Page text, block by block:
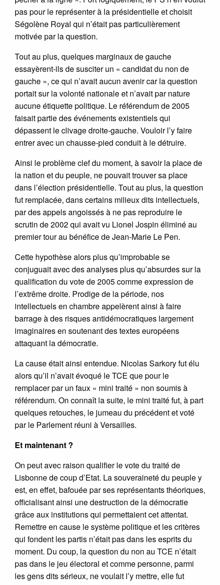
pas pour le représenter à la présidentielle et choisit
Ségolène Royal qui n’était pas particulièrement
motivée par la question.
Tout au plus, quelques marginaux de gauche
essayèrent-ils de susciter un « candidat du non de
gauche », ce qui n’avait aucun avenir car la question
portait sur la volonté nationale et n’avait par nature
aucune étiquette politique. Le référendum de 2005
faisait partie des événements existentiels qui
dépassent le clivage droite-gauche. Vouloir l’y faire
entrer avec un chausse-pied conduit à le détruire.
Ainsi le problème clef du moment, à savoir la place de
la nation et du peuple, ne pouvait trouver sa place
dans l’élection présidentielle. Tout au plus, la question
fut remplacée, dans certains milieux dits intellectuels,
par des appels angoissés à ne pas reproduire le
scrutin de 2002 qui avait vu Lionel Jospin éliminé au
premier tour au bénéfice de Jean-Marie Le Pen.
Cette hypothèse alors plus qu’improbable se
conjuguait avec des analyses plus qu’absurdes sur la
qualification du vote de 2005 comme expression de
l’extrême droite. Prodige de la période, nos
intellectuels en chambre appelèrent ainsi à faire
barrage à des risques antidémocratiques largement
imaginaires en soutenant des textes européens
attaquant la démocratie.
La cause était ainsi entendue. Nicolas Sarkory fut élu
alors qu’il n’avait évoqué le TCE que pour le
remplacer par un faux « mini traité » non soumis à
référendum. On connaît la suite, le mini traité fut, à part
quelques retouches, le jumeau du précédent et voté
par le Parlement réuni à Versailles.
Et maintenant ?
On peut avec raison qualifier le vote du traité de
Lisbonne de coup d’Etat. La souveraineté du peuple y
est, en effet, bafouée par ses représentants théoriques,
officialisant ainsi une destruction de la démocratie
grâce aux institutions qui permettaient cet attentat.
Remettre en cause le système politique et les critères
qui fondent les partis n’était pas dans les esprits du
moment. Du coup, la question du non au TCE n’était
pas dans le jeu électoral et comme personne, parmi
les gens dits sérieux, ne voulait l’y mettre, elle fut